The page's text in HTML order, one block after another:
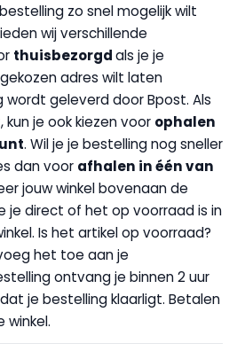
zo snel mogelijk wilt
wij verschillende
thuisbezorgdals je je
adres wilt laten
geleverd door Bpost. Als
je ook kiezen voor ophalen
. Wil je je bestelling nog sneller
dan voor afhalen in één van
jouw winkel bovenaan de
je direct of het op voorraad is in
Is het artikel op voorraad?
het toe aan je
ontvang je binnen 2 uur
je bestelling klaarligt. Betalen
winkel.